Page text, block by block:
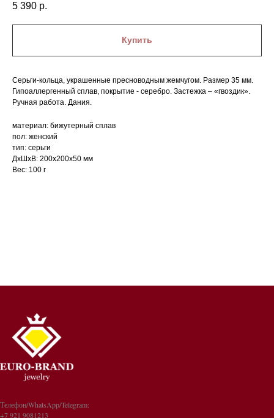
5 390 р.
Купить
Серьги-кольца, украшенные пресноводным жемчугом. Размер 35 мм.
Гипоаллергенный сплав, покрытие - серебро. Застежка – «гвоздик».
Ручная работа. Дания.
материал: бижутерный сплав
пол: женский
тип: серьги
ДxШxВ: 200x200x50 мм
Вес: 100 г
Телефон/WhatsApp/Telegram:
+7 921 9081213